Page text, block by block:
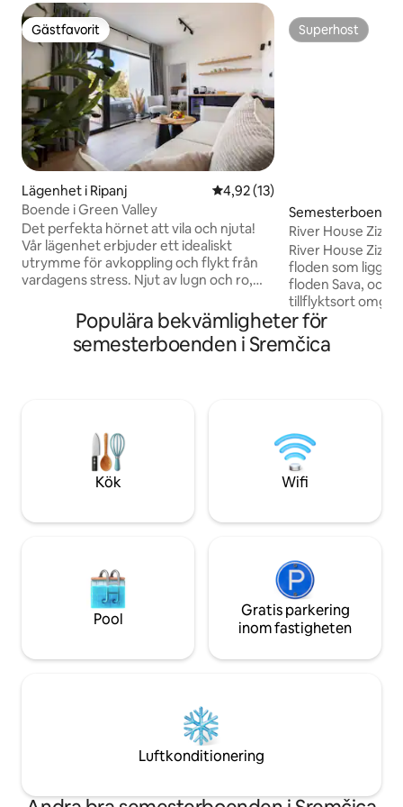
Gästfavorit
Gästfavorit
Lägenhet i Ripanj 4,92 av 5 i genomsnittligt
4,92 (13)
Boende i Green Valley
Det perfekta hörnet att vila och njuta!
Vår lägenhet erbjuder ett idealiskt
utrymme för avkoppling och flykt från
vardagens stress. Njut av lugn och ro,
vinterlandskapen. För fullständig
komfort finns en jacuzzi, och på
morgonen kan du förvänta dig kaffe och
för att vara din semesterort, med alla
bekvämligheter som garanterar en
oförglömlig vistelse.
Superhost
Superhost
Semesterboende
River House Zizi
River House Zizi
floden som ligger
floden Sava, och
tillflyktsort
några minuter
och bekvämt,
gäster som vill fly
familjer och par
grillar och koppla
flodmiljö.
Populära bekvämligheter för
semesterboenden i Sremčica
Kök Wifi
Pool
Gratis parkering
inom fastigheten
Luftkonditionering